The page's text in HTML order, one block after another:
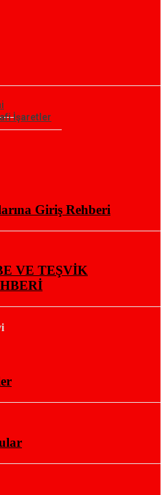
İşaretler
Giriş Rehberi
VE TEŞVİK